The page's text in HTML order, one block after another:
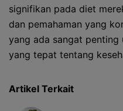
signifikan pada diet
dan pemahaman yang
yang ada sangat penting
yang tepat tentang
Artikel Terkait